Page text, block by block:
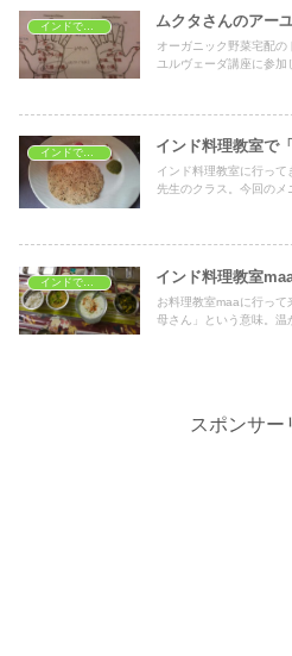
ムクタさんのアー
オーガニック野菜宅配
ユルヴェーダ講座に参加
インド料理教室で
インド料理教室に行っ
先生のクラス。今回のメ
インドで学ぶ インド料理教室
お料理教室maaに行っ
母さん」という意味。温
スポンサー